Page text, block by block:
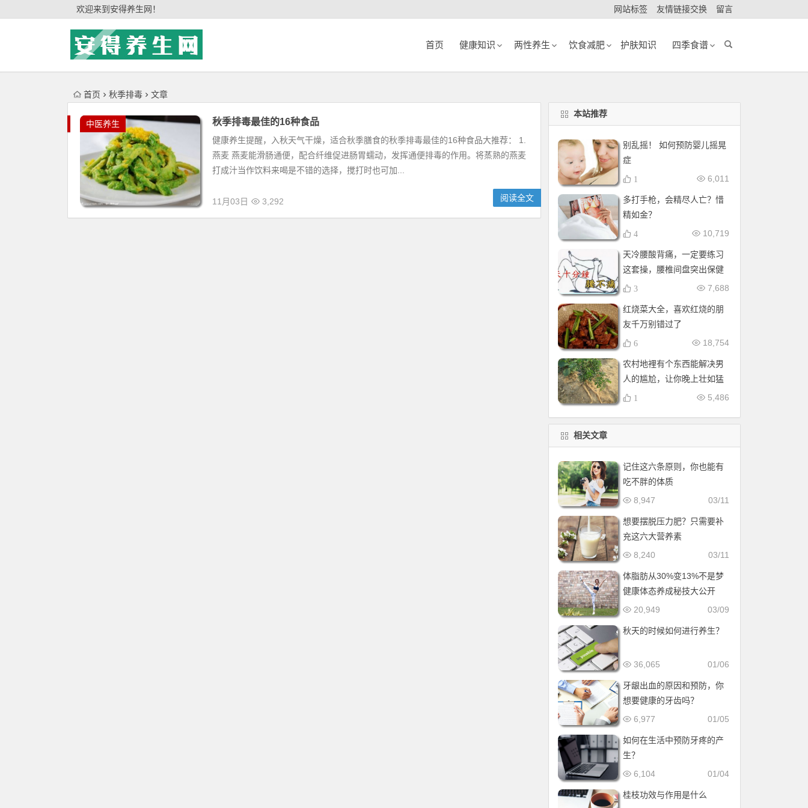
欢迎来到安得养生网！ 网站标签 友情链接交换 留言
首页 健康知识 两性养生 饮食减肥 护肤知识 四季食谱
首页 秋季排毒 文章
中医养生 秋季排毒最佳的16种食品
健康养生提醒，入秋天气干燥，适合秋季膳食的秋季排毒最佳的16种食品大推荐： 1.
燕麦 燕麦能滑肠通便，配合纤维促进肠胃蠕动，发挥通便排毒的作用。将蒸熟的燕麦
打成汁当作饮料来喝是不错的选择，搅打时也可加...
11月03日 3,292 阅读全文
本站推荐
别乱摇！ 如何预防婴儿摇晃
症
6,011
1
多打手枪，会精尽人亡？惜
精如金？
10,719
4
天冷腰酸背痛，一定要练习
这套操，腰椎间盘突出保健
操，全套收好！每天十分钟
7,688
3
红烧菜大全，喜欢红烧的朋
友千万别错过了
18,754
6
农村地裡有个东西能解决男
人的尴尬，让你晚上壮如猛
牛床受不了
5,486
1
相关文章
记住这六条原则，你也能有
吃不胖的体质
03/11
8,947
想要摆脱压力肥？只需要补
充这六大营养素
03/11
8,240
体脂肪从30%变13%不是梦
健康体态养成秘技大公开
03/09
20,949
秋天的时候如何进行养生？
01/06
36,065
牙龈出血的原因和预防，你
想要健康的牙齿吗？
01/05
6,977
如何在生活中预防牙疼的产
生？
01/04
6,104
桂枝功效与作用是什么